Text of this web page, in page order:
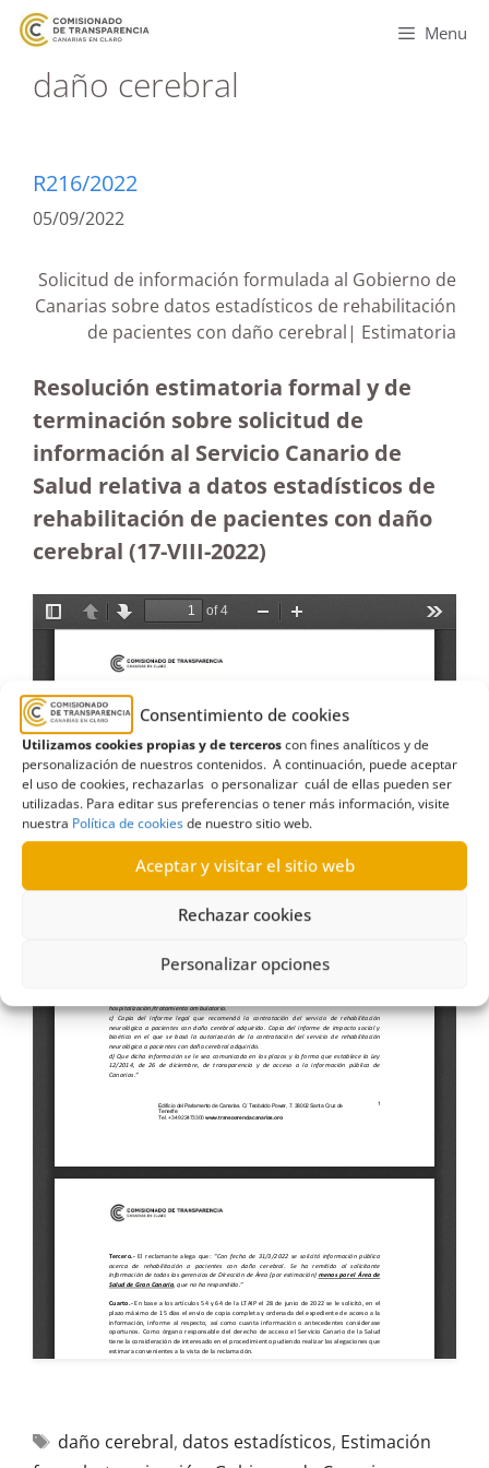
Consentimiento de cookies
Utilizamos cookies propias y de terceroscon fines analíticos y de
personalización de nuestros contenidos. A continuación, puede aceptar
el uso de cookies, rechazarlas o personalizar cuál de ellas pueden ser
utilizadas. Para editar sus preferencias o tener más información, visite
nuestra Política de cookiesde nuestro sitio web.
Aceptar y visitar el sitio web
Rechazar cookies
Personalizar opciones
Menu
daño cerebral
R216/2022
05/09/2022
Solicitud de información formulada al Gobierno de
Canarias sobre datos estadísticos de rehabilitación
de pacientes con daño cerebral| Estimatoria
Resolución estimatoria formal y de
terminación sobre solicitud de
información al Servicio Canario de
Salud relativa a datos estadísticos de
rehabilitación de pacientes con daño
cerebral (17-VIII-2022)
daño cerebral, datos estadísticos, Estimación